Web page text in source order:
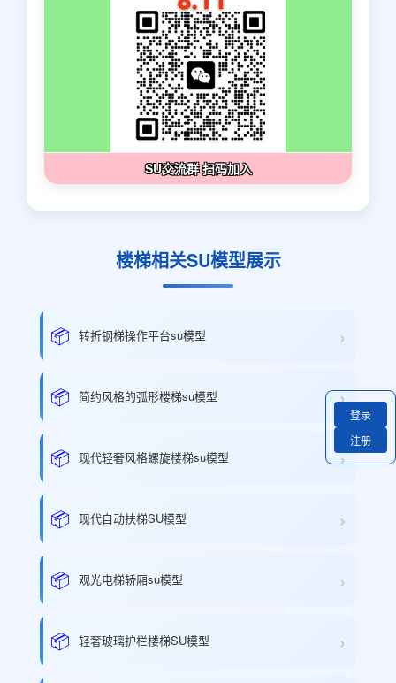
SU交流群 扫码加入
楼梯相关SU模型展示
📦 转折钢梯操作平台su模型 ›
📦 简约风格的弧形楼梯su模型 ›
📦 现代轻奢风格螺旋楼梯su模型 ›
📦 现代自动扶梯SU模型 ›
📦 观光电梯轿厢su模型 ›
📦 轻奢玻璃护栏楼梯SU模型 ›
登录
注册